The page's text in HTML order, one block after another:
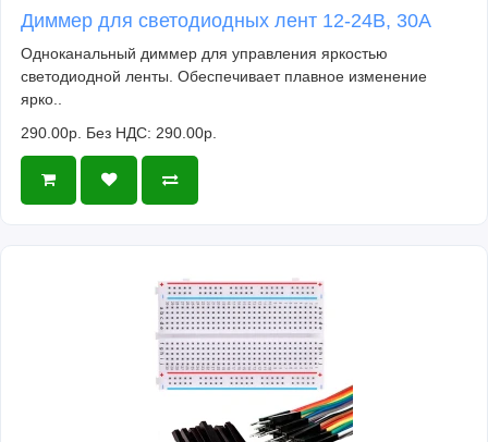
Диммер для светодиодных лент 12-24В, 30А
Одноканальный диммер для управления яркостью
светодиодной ленты. Обеспечивает плавное изменение
ярко..
290.00р. Без НДС: 290.00р.